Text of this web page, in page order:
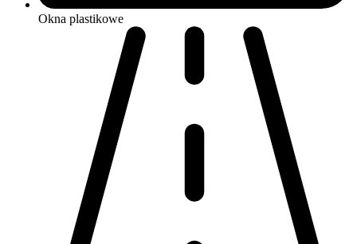
Okna plastikowe